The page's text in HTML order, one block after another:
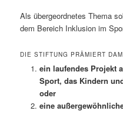
Als übergeordnetes Thema
dem Bereich Inklusion im
DIE STIFTUNG PRÄMIERT
ein laufendes Projekt
Sport, das Kindern
oder
eine